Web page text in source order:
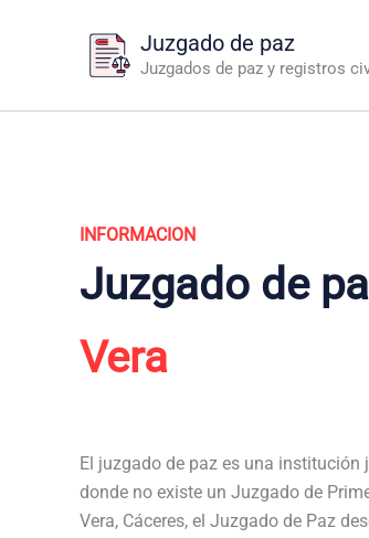
Juzgado de paz
Juzgados de paz y registros
INFORMACION
Juzgado de
Vera
El juzgado de paz es una
donde no existe un Juzgado de
Vera, Cáceres, el Juzgado de Paz